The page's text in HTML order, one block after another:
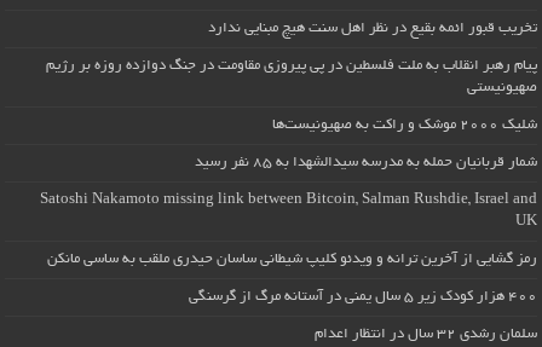
تخریب قبور ائمه بقیع در نظر اهل سنت هیچ مبنایی ندارد
پیام رهبر انقلاب به ملت فلسطین در پی پیروزی مقاومت در جنگ دوازده روزه بر رژیم
صهیونیستی
شلیک ۲۰۰۰ موشک و راکت به صهیونیست‌ها
شمار قربانیان حمله به مدرسه سیدالشهدا به ۸۵ نفر رسید
Satoshi Nakamoto missing link between Bitcoin, Salman Rushdie, Israel and
UK
رمز گشایی از آخرین ترانه و ویدئو کلیپ شیطانی ساسان حیدری ملقب به ساسی مانکن
۴۰۰ هزار کودک زیر ۵ سال یمنی در آستانه مرگ از گرسنگی
سلمان رشدی ۳۲ سال در انتظار اعدام